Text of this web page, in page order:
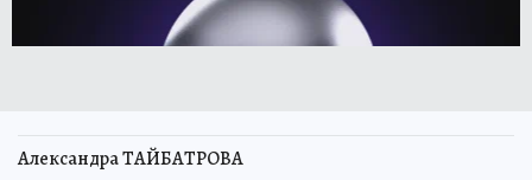
Александра ТАЙБАТРОВА